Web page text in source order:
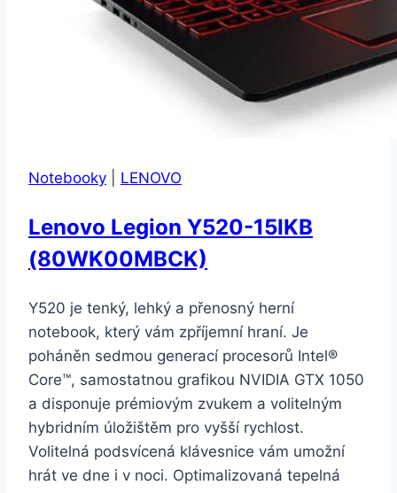
Notebooky LENOVO
Lenovo Legion Y520-15IKB
(80WK00MBCK)
Y520 je tenký, lehký a přenosný herní
notebook, který vám zpříjemní hraní. Je
poháněn sedmou generací procesorů Intel®
Core™, samostatnou grafikou NVIDIA GTX 1050
a disponuje prémiovým zvukem a volitelným
hybridním úložištěm pro vyšší rychlost.
Volitelná podsvícená klávesnice vám umožní
hrát ve dne i v noci. Optimalizovaná tepelná